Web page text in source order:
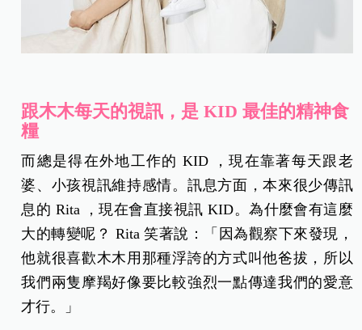
跟木木每天的視訊，是 KID 最佳的精神食
糧
而總是得在外地工作的 KID ，現在靠著每天跟老
婆、小孩視訊維持感情。訊息方面，本來很少傳訊
息的 Rita ，現在會直接視訊 KID。為什麼會有這麼
大的轉變呢？ Rita 笑著說：「因為觀察下來發現，
他就很喜歡木木用那種浮誇的方式叫他爸拔，所以
我們兩隻摩羯好像要比較強烈一點傳達我們的愛意
才行。」